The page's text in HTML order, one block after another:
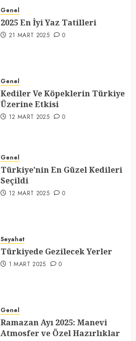
Kediler Ve Köpeklerin Türkiye
Üzerine Etkisi
12 MART 2025
Türkiye’nin En Güzel Kedileri
Seçildi
12 MART 2025
Türkiyede Gezilecek Yerler
1 MART 2025
Ramazan Ayı 2025: Manevi
Atmosfer ve Özel Hazırlıklar
28 ŞUBAT 2025
Genel
2025 En İyi Yaz Tatilleri
21 MART 2025 0
Genel
Kediler Ve Köpeklerin Türkiye
Üzerine Etkisi
12 MART 2025 0
Genel
Türkiye’nin En Güzel Kedileri
Seçildi
12 MART 2025 0
Seyahat
Türkiyede Gezilecek Yerler
1 MART 2025 0
Genel
Ramazan Ayı 2025: Manevi
Atmosfer ve Özel Hazırlıklar